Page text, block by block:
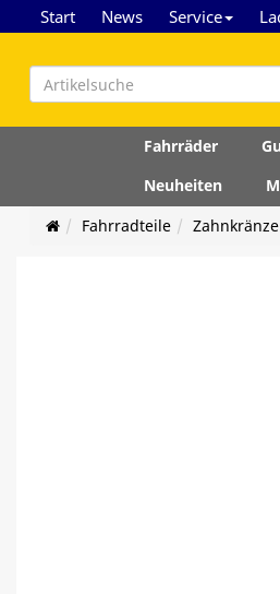
Start News Service
Fahrräder
Neuheiten
Fahrradteile
Zahnkränze